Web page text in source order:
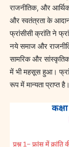
राजनीतिक, और
और स्वतंत्रता के
फ्रांसीसी क्रांति ने
नये समाज और
सामरिक और
में भी महसूस हुआ।
रूप में मान्यता प्राप्त है।